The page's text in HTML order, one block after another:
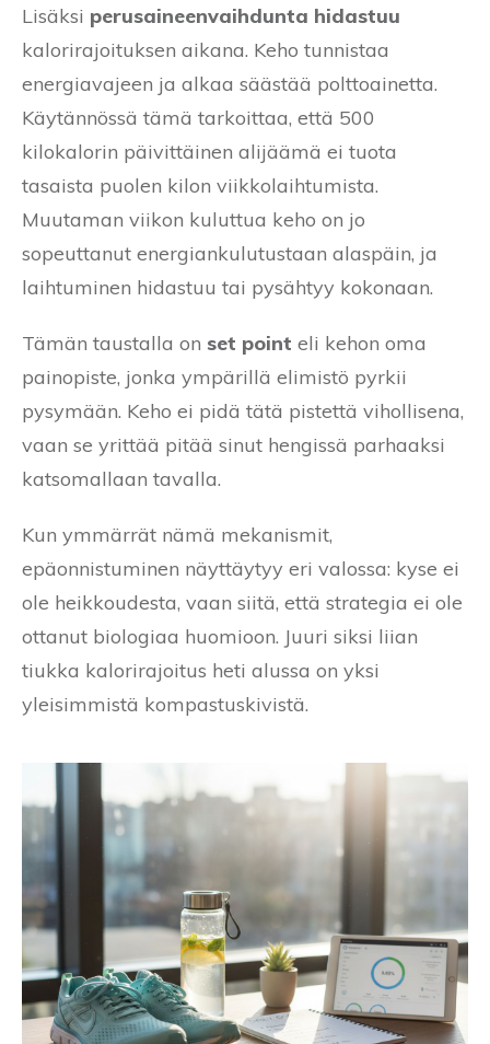
Lisäksi perusaineenvaihdunta hidastuu
kalorirajoituksen aikana. Keho tunnistaa
energiavajeen ja alkaa säästää polttoainetta.
Käytännössä tämä tarkoittaa, että 500
kilokalorin päivittäinen alijäämä ei tuota
tasaista puolen kilon viikkolaihtumista.
Muutaman viikon kuluttua keho on jo
sopeuttanut energiankulutustaan alaspäin, ja
laihtuminen hidastuu tai pysähtyy kokonaan.
Tämän taustalla on set point eli kehon oma
painopiste, jonka ympärillä elimistö pyrkii
pysymään. Keho ei pidä tätä pistettä vihollisena,
vaan se yrittää pitää sinut hengissä parhaaksi
katsomallaan tavalla.
Kun ymmärrät nämä mekanismit,
epäonnistuminen näyttäytyy eri valossa: kyse ei
ole heikkoudesta, vaan siitä, että strategia ei ole
ottanut biologiaa huomioon. Juuri siksi liian
tiukka kalorirajoitus heti alussa on yksi
yleisimmistä kompastuskivistä.